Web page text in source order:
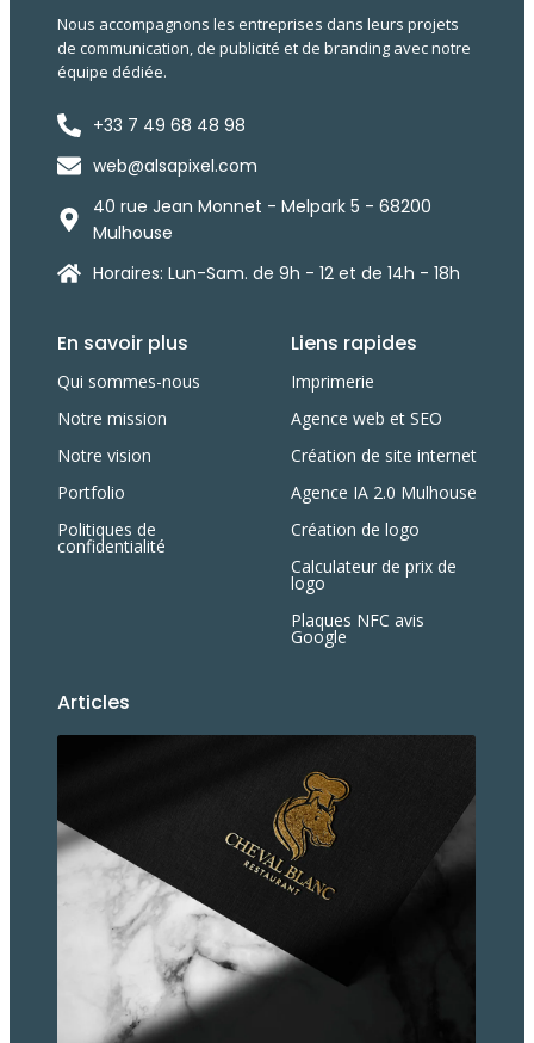
Nous accompagnons les entreprises dans leurs projets
de communication, de publicité et de branding avec notre
équipe dédiée.
+33 7 49 68 48 98
web@alsapixel.com
40 rue Jean Monnet - Melpark 5 - 68200
Mulhouse
Horaires: Lun-Sam. de 9h - 12 et de 14h - 18h
En savoir plus
Qui sommes-nous
Notre mission
Notre vision
Portfolio
Politiques de
confidentialité
Liens rapides
Imprimerie
Agence web et SEO
Création de site internet
Agence IA 2.0 Mulhouse
Création de logo
Calculateur de prix de
logo
Plaques NFC avis
Google
Articles